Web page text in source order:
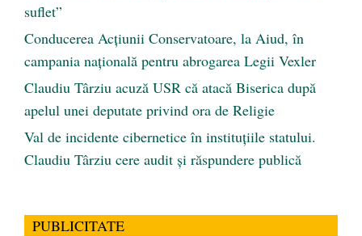
suflet”
Conducerea Acțiunii Conservatoare, la Aiud, în
campania națională pentru abrogarea Legii Vexler
Claudiu Târziu acuză USR că atacă Biserica după
apelul unei deputate privind ora de Religie
Val de incidente cibernetice în instituțiile statului.
Claudiu Târziu cere audit și răspundere publică
PUBLICITATE